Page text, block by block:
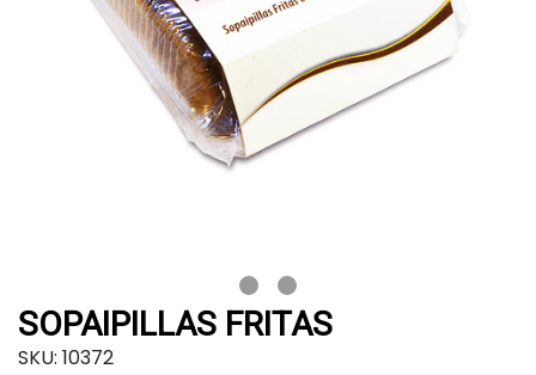
SOPAIPILLAS FRITAS
SKU: 10372